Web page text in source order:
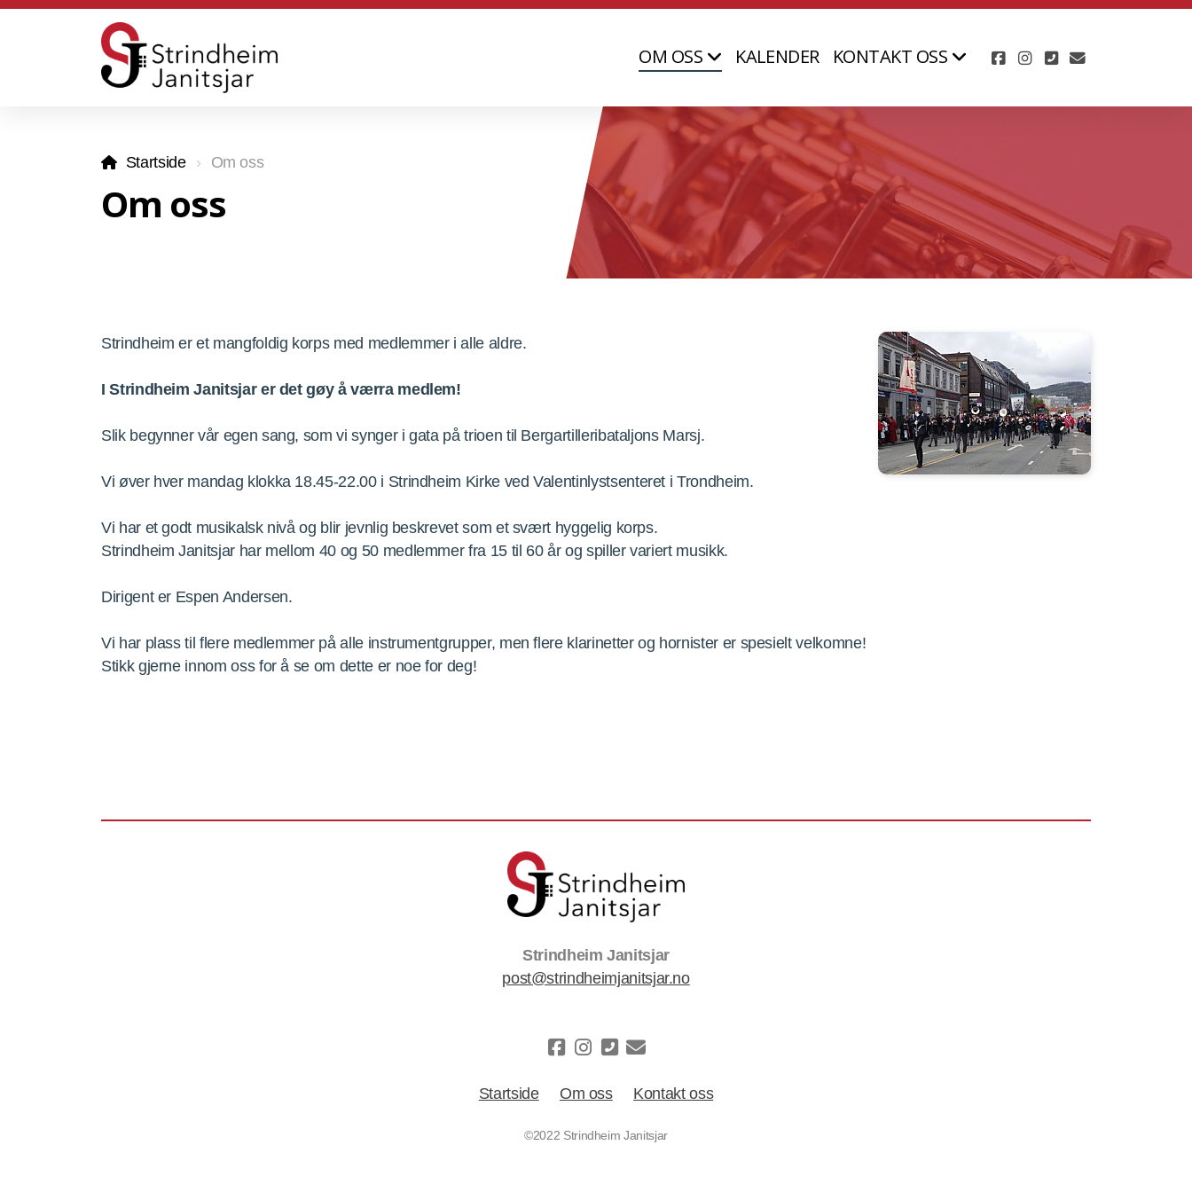
OM OSS KALENDER KONTAKT OSS
Startside Om oss
Om oss
Strindheim er et mangfoldig korps med medlemmer i alle aldre.
I Strindheim Janitsjar er det gøy å værra medlem!
Slik begynner vår egen sang, som vi synger i gata på trioen til Bergartilleribataljons Marsj.
Vi øver hver mandag klokka 18.45-22.00 i Strindheim Kirke ved Valentinlystsenteret i Trondheim.
Vi har et godt musikalsk nivå og blir jevnlig beskrevet som et svært hyggelig korps.
Strindheim Janitsjar har mellom 40 og 50 medlemmer fra 15 til 60 år og spiller variert musikk.
Dirigent er Espen Andersen.
Vi har plass til flere medlemmer på alle instrumentgrupper, men flere klarinetter og hornister er spesielt velkomne!
Stikk gjerne innom oss for å se om dette er noe for deg!
Strindheim Janitsjar
post@strindheimjanitsjar.no
Startside Om oss Kontakt oss
©2022 Strindheim Janitsjar